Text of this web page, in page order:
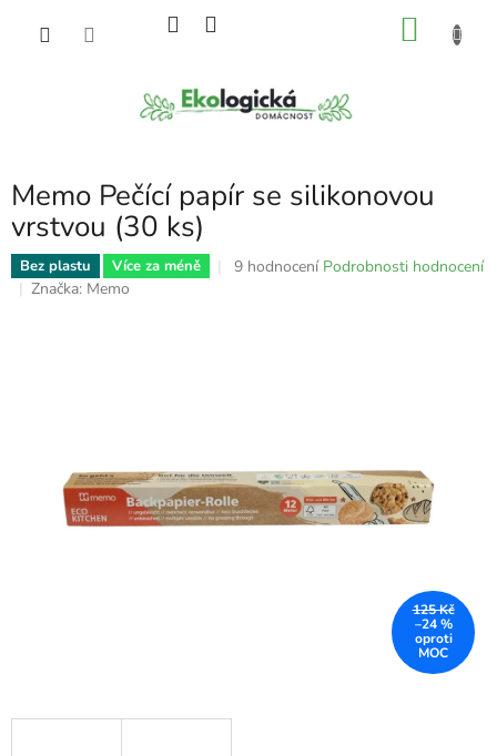
Memo Pečící papír se silikonovou
vrstvou (30 ks)
Bez plastu Více za méně
Průměrné
9 hodnocení Podrobnosti hodnocení
Značka: Memo
125 Kč
–24 %